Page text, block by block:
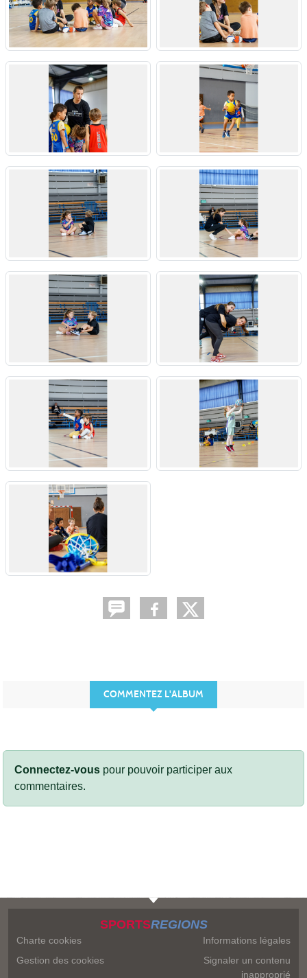
COMMENTEZ L'ALBUM
Connectez-vous pour pouvoir participer aux
commentaires.
SPORTSREGIONS
Charte cookies
Gestion des cookies
Informations légales
Signaler un contenu
inapproprié